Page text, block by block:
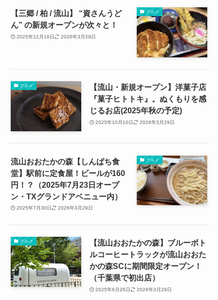
グルメ
【三郷 / 柏 / 流山】 “資さんうど
ん” の新規オープンが次々と！
2025年12月16日 2026年3月29日
グルメ
【流山・新規オープン】洋菓子店
『菓子ヒトトキ』。ぬくもりを感
じるお店(2025年秋の予定)
2025年10月10日 2026年3月29日
グルメ
流山おおたかの森【しんぱち食
堂】駅前に定食屋！ビールが160
円！？（2025年7月23日オープ
ン・TXグランドアベニュー内）
2025年7月30日 2026年3月29日
グルメ
【流山おおたかの森】ブルーボト
ルコーヒートラックが流山おおた
かの森SCに期間限定オープン！
（千葉県で初出店）
2025年6月26日 2026年3月29日